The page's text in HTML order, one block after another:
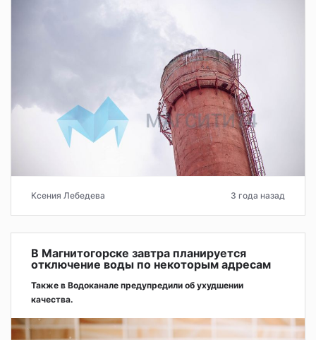
Ксения Лебедева 3 года назад
В Магнитогорске завтра планируется
отключение воды по некоторым адресам
Также в Водоканале предупредили об ухудшении
качества.